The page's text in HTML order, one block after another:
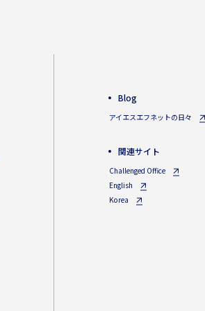
Blog
アイエスエフネットの日々
関連サイト
Challenged Office
English
Korea